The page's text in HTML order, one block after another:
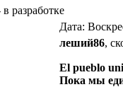
разработке
Дата:
леший86,
El pueblo
Пока мы